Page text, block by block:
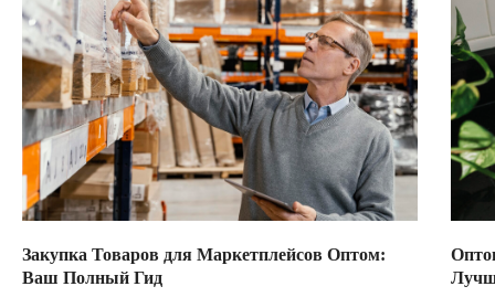
Закупка Товаров для Маркетплейсов Оптом:
Ваш Полный Гид